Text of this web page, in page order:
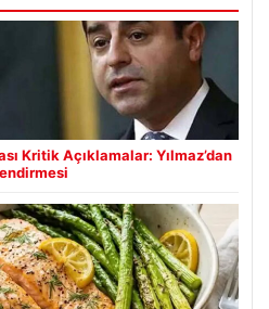
Kritik Açıklamalar: Yılmaz’dan